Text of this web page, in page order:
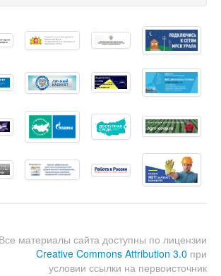
Все материалы сайта доступны по лицензии
Creative Commons Attribution 3.0 при
условии ссылки на первоисточник